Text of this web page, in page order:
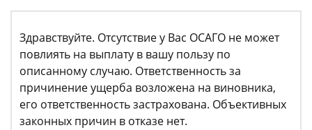
Здравствуйте. Отсутствие у Вас ОСАГО не может
повлиять на выплату в вашу пользу по
описанному случаю. Ответственность за
причинение ущерба возложена на виновника,
его ответственность застрахована. Объективных
законных причин в отказе нет.